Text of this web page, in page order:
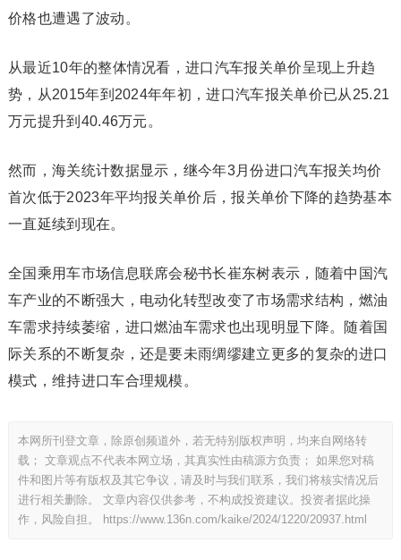
价格也遭遇了波动。
从最近10年的整体情况看，进口汽车报关单价呈现上升趋
势，从2015年到2024年年初，进口汽车报关单价已从25.21
万元提升到40.46万元。
然而，海关统计数据显示，继今年3月份进口汽车报关均价
首次低于2023年平均报关单价后，报关单价下降的趋势基本
一直延续到现在。
全国乘用车市场信息联席会秘书长崔东树表示，随着中国汽
车产业的不断强大，电动化转型改变了市场需求结构，燃油
车需求持续萎缩，进口燃油车需求也出现明显下降。随着国
际关系的不断复杂，还是要未雨绸缪建立更多的复杂的进口
模式，维持进口车合理规模。
本网所刊登文章，除原创频道外，若无特别版权声明，均来自网络转
载； 文章观点不代表本网立场，其真实性由稿源方负责； 如果您对稿
件和图片等有版权及其它争议，请及时与我们联系，我们将核实情况后
进行相关删除。 文章内容仅供参考，不构成投资建议。投资者据此操
作，风险自担。
https://www.136n.com/kaike/2024/1220/20937.html